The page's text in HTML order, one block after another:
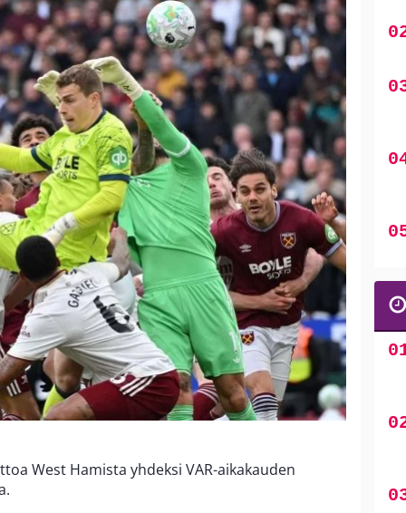
West Hamista yhdeksi VAR-aikakauden